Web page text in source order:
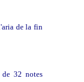
de la fin
de 32 notes